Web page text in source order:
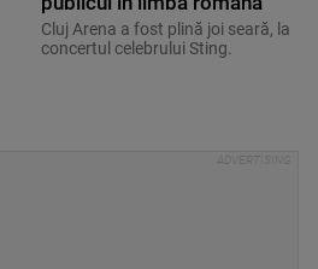
Cluj Arena a fost plină joi seară, la
concertul celebrului Sting.